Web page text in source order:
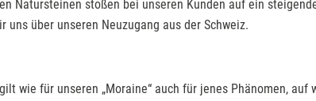
Natursteinen stoßen bei unseren Kunden auf ein
über unseren Neuzugang aus der Schweiz.
wie für unseren „Moraine“ auch für jenes Phänomen,